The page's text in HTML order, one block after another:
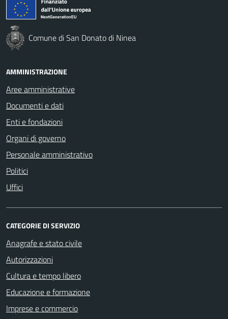
Comune di San Donato di Ninea
AMMINISTRAZIONE
Aree amministrative
Documenti e dati
Enti e fondazioni
Organi di governo
Personale amministrativo
Politici
Uffici
CATEGORIE DI SERVIZIO
Anagrafe e stato civile
Autorizzazioni
Cultura e tempo libero
Educazione e formazione
Imprese e commercio